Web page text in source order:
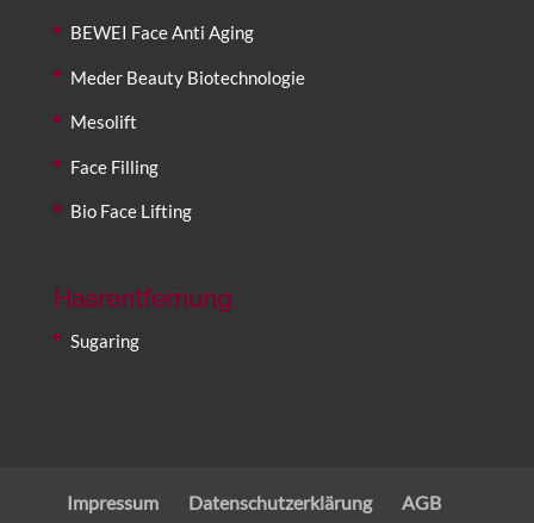
BEWEI Face Anti Aging
Meder Beauty Biotechnologie
Mesolift
Face Filling
Bio Face Lifting
Haarentfernung
Sugaring
Impressum Datenschutzerklärung AGB